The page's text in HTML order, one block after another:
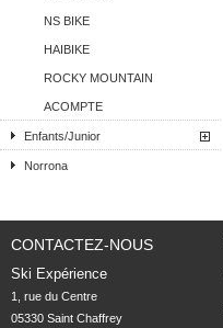
NS BIKE
HAIBIKE
ROCKY MOUNTAIN
ACOMPTE
Enfants/Junior
Norrona
CONTACTEZ-NOUS
Ski Expérience
1, rue du Centre
05330 Saint Chaffrey